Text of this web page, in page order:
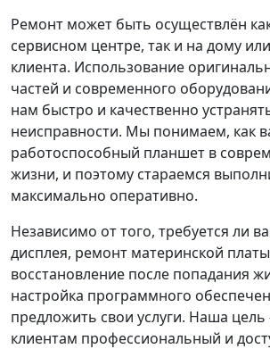
Ремонт может быть осуществлён
сервисном центре, так и на дому
клиента. Использование
частей и современного
нам быстро и качественно
неисправности. Мы понимаем, как
работоспособный планшет в
жизни, и поэтому стараемся
максимально оперативно.
Независимо от того, требуется ли
дисплея, ремонт материнской
восстановление после попадания
настройка программного
предложить свои услуги. Наша
клиентам профессиональный и